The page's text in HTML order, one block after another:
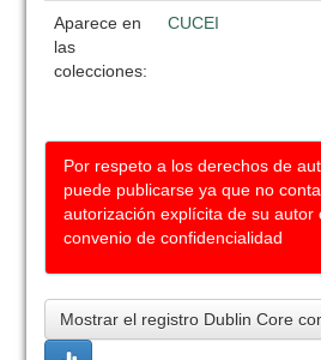
Aparece en
las
colecciones:
CUCEI
Por respeto a los derechos de
puede publicarse ya que no
autorización explícita de su autor
convenio de confidencialidad
Mostrar el registro Dublin Core